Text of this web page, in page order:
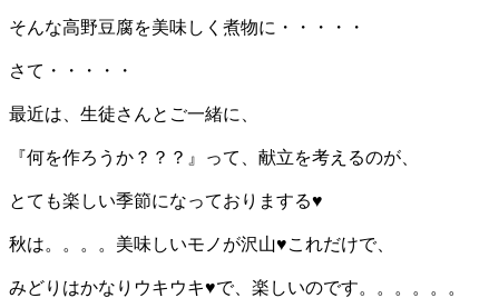
そんな高野豆腐を美味しく煮物に・・・・・
さて・・・・・
最近は、生徒さんとご一緒に、
『何を作ろうか？？？』って、献立を考えるのが、
とても楽しい季節になっておりまする♥
秋は。。。。美味しいモノが沢山♥これだけで、
みどりはかなりウキウキ♥で、楽しいのです。。。。。。